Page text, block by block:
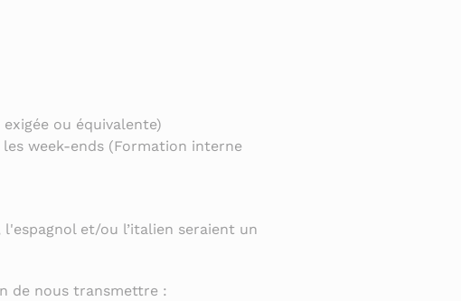
ou équivalente)
week-ends (Formation interne
l'espagnol et/ou l’italien seraient un
de nous transmettre :